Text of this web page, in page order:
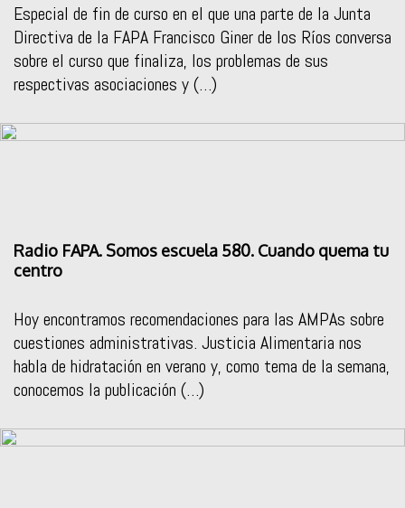
Especial de fin de curso en el que una parte de la Junta
Directiva de la FAPA Francisco Giner de los Ríos conversa
sobre el curso que finaliza, los problemas de sus
respectivas asociaciones y (…)
Radio FAPA. Somos escuela 580. Cuando quema tu
centro
Hoy encontramos recomendaciones para las AMPAs sobre
cuestiones administrativas. Justicia Alimentaria nos
habla de hidratación en verano y, como tema de la semana,
conocemos la publicación (…)